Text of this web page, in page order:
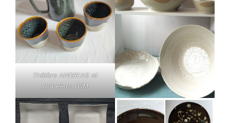
Théière ANDREAS et
gobelets TOM